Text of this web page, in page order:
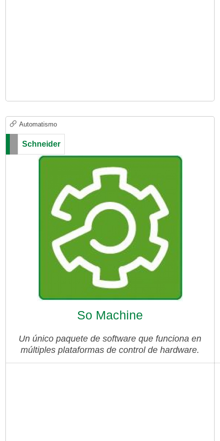
Automatismo
So Machine
Un único paquete de software que funciona en
múltiples plataformas de control de hardware.
Schneider